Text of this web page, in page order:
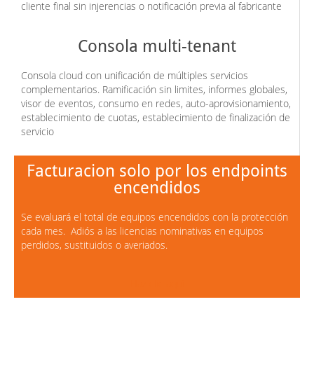
cliente final sin injerencias o notificación previa al fabricante
Consola multi-tenant
Consola cloud con unificación de múltiples servicios
complementarios. Ramificación sin limites, informes globales,
visor de eventos, consumo en redes, auto-aprovisionamiento,
establecimiento de cuotas, establecimiento de finalización de
servicio
Facturacion solo por los endpoints
encendidos
Se evaluará el total de equipos encendidos con la protección
cada mes. Adiós a las licencias nominativas en equipos
perdidos, sustituidos o averiados.